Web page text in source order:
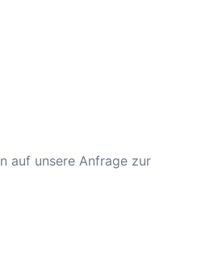
auf unsere Anfrage zur